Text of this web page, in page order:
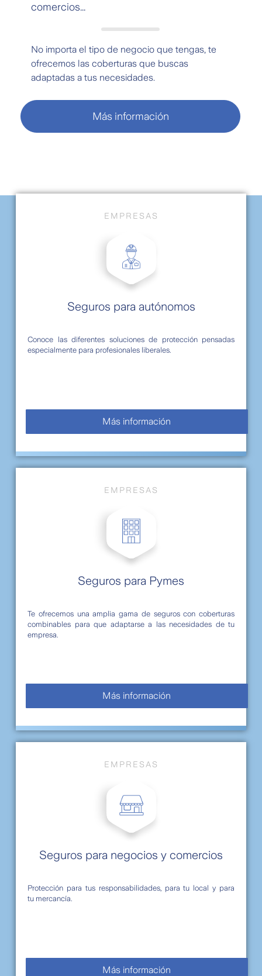
comercios...
No importa el tipo de negocio que tengas, te
ofrecemos las coberturas que buscas
adaptadas a tus necesidades.
Más información
EMPRESAS
Seguros para autónomos
Conoce las diferentes soluciones de protección pensadas
especialmente para profesionales liberales.
Más información
EMPRESAS
Seguros para Pymes
Te ofrecemos una amplia gama de seguros con coberturas
combinables para que adaptarse a las necesidades de tu
empresa.
Más información
EMPRESAS
Seguros para negocios y comercios
Protección para tus responsabilidades, para tu local y para
tu mercancía.
Más información